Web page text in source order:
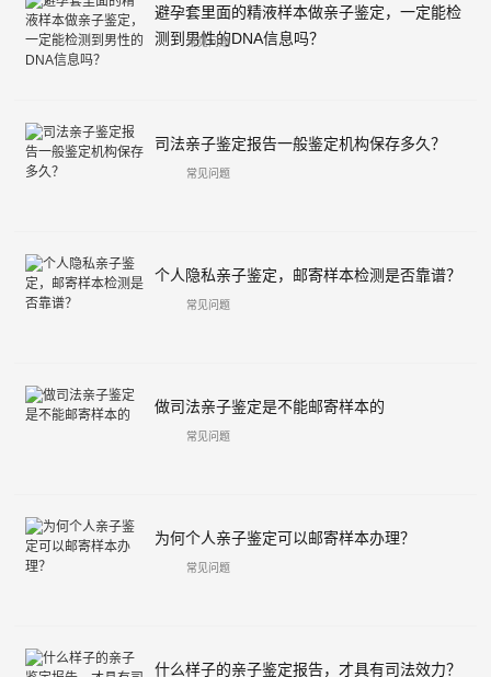
避孕套里面的精液样本做亲子鉴定，一定能检
测到男性的DNA信息吗？
常见问题
司法亲子鉴定报告一般鉴定机构保存多久？
常见问题
个人隐私亲子鉴定，邮寄样本检测是否靠谱？
常见问题
做司法亲子鉴定是不能邮寄样本的
常见问题
为何个人亲子鉴定可以邮寄样本办理？
常见问题
什么样子的亲子鉴定报告，才具有司法效力？